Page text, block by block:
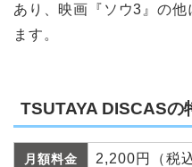
あり、映画『ソウ3』の
ます。
TSUTAYA DISCASの
月額料金 2,200円（税